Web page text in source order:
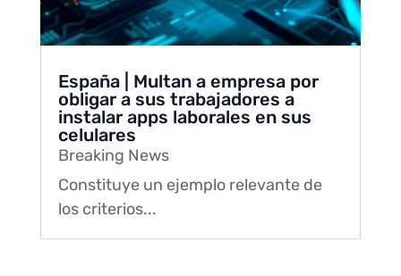
España | Multan a empresa por
obligar a sus trabajadores a
instalar apps laborales en sus
celulares
Breaking News
Constituye un ejemplo relevante de
los criterios...